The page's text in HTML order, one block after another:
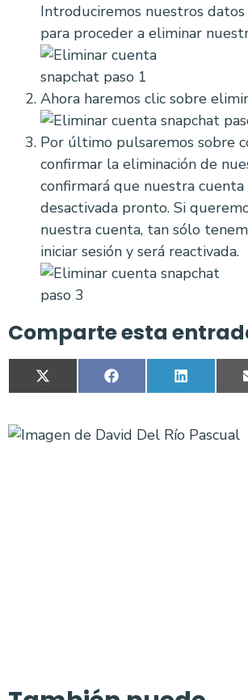
Introduciremos nuestros
para proceder a eliminar
Ahora haremos clic sobre
Por último pulsaremos sobre
confirmar la eliminación de
confirmará que nuestra cuenta
desactivada pronto. Si
nuestra cuenta, tan sólo
iniciar sesión y será reactivada.
Comparte esta
X
(Twitter)
Facebook LinkedIn